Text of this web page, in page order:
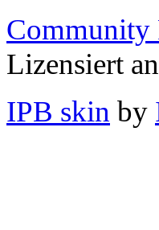
Community
Lizensiert
IPB skin by